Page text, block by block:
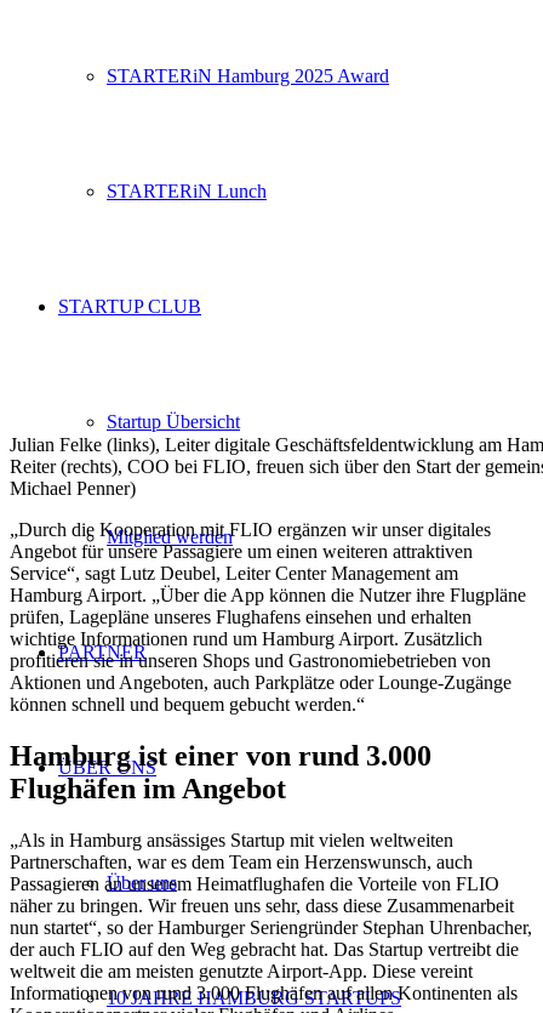
STARTERiN Hamburg 2025 Award
STARTERiN Lunch
STARTUP CLUB
Startup Übersicht
Mitglied werden
PARTNER
ÜBER UNS
Über uns
10 JAHRE HAMBURG STARTUPS
Julian Felke (links), Leiter digitale Geschäftsfeldentwicklung am
Reiter (rechts), COO bei FLIO, freuen sich über den Start der
Michael Penner)
„Durch die Kooperation mit FLIO ergänzen wir unser digitales
Angebot für unsere Passagiere um einen weiteren attraktiven
Service“, sagt Lutz Deubel, Leiter Center Management am
Hamburg Airport. „Über die App können die Nutzer ihre Flugpläne
prüfen, Lagepläne unseres Flughafens einsehen und erhalten
wichtige Informationen rund um Hamburg Airport. Zusätzlich
profitieren sie in unseren Shops und Gastronomiebetrieben von
Aktionen und Angeboten, auch Parkplätze oder Lounge-Zugänge
können schnell und bequem gebucht werden.“
Hamburg ist einer von rund 3.000
Flughäfen im Angebot
„Als in Hamburg ansässiges Startup mit vielen weltweiten
Partnerschaften, war es dem Team ein Herzenswunsch, auch
Passagieren an unserem Heimatflughafen die Vorteile von FLIO
näher zu bringen. Wir freuen uns sehr, dass diese Zusammenarbeit
nun startet“, so der Hamburger Seriengründer Stephan Uhrenbacher,
der auch FLIO auf den Weg gebracht hat. Das Startup vertreibt die
weltweit die am meisten genutzte Airport-App. Diese vereint
Informationen von rund 3.000 Flughäfen auf allen Kontinenten als